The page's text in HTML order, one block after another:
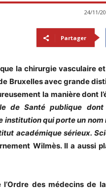
24/11/
Partager
la chirurgie vasculaire
Bruxelles avec grande
la manière dont
de Santé publique
qui porte un nom
académique sérieux.
Wilmès. Il a aussi
des médecins de